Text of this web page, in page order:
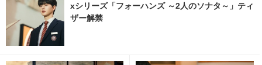
xシリーズ「フォーハンズ ～2人のソナタ～」ティ
ザー解禁